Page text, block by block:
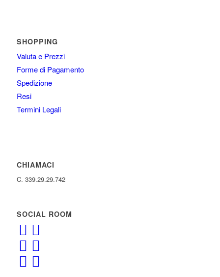
SHOPPING
Valuta e Prezzi
Forme di Pagamento
Spedizione
Resi
Termini Legali
CHIAMACI
C. 339.29.29.742
SOCIAL ROOM